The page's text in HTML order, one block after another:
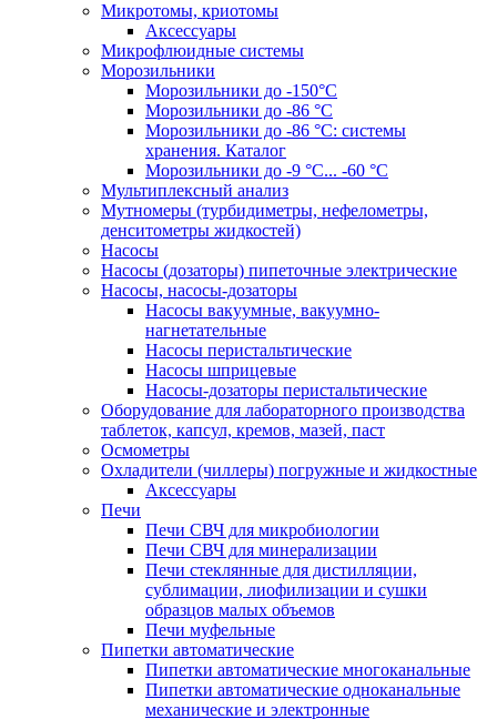
Микротомы, криотомы
Аксессуары
Микрофлюидные системы
Морозильники
Морозильники до -150°С
Морозильники до -86 °C
Морозильники до -86 °C: системы
хранения. Каталог
Морозильники до -9 °C... -60 °C
Мультиплексный анализ
Мутномеры (турбидиметры, нефелометры,
денситометры жидкостей)
Насосы
Насосы (дозаторы) пипеточные электрические
Насосы, насосы-дозаторы
Насосы вакуумные, вакуумно-
нагнетательные
Насосы перистальтические
Насосы шприцевые
Насосы-дозаторы перистальтические
Оборудование для лабораторного производства
таблеток, капсул, кремов, мазей, паст
Осмометры
Охладители (чиллеры) погружные и жидкостные
Аксессуары
Печи
Печи СВЧ для микробиологии
Печи СВЧ для минерализации
Печи стеклянные для дистилляции,
сублимации, лиофилизации и сушки
образцов малых объемов
Печи муфельные
Пипетки автоматические
Пипетки автоматические многоканальные
Пипетки автоматические одноканальные
механические и электронные